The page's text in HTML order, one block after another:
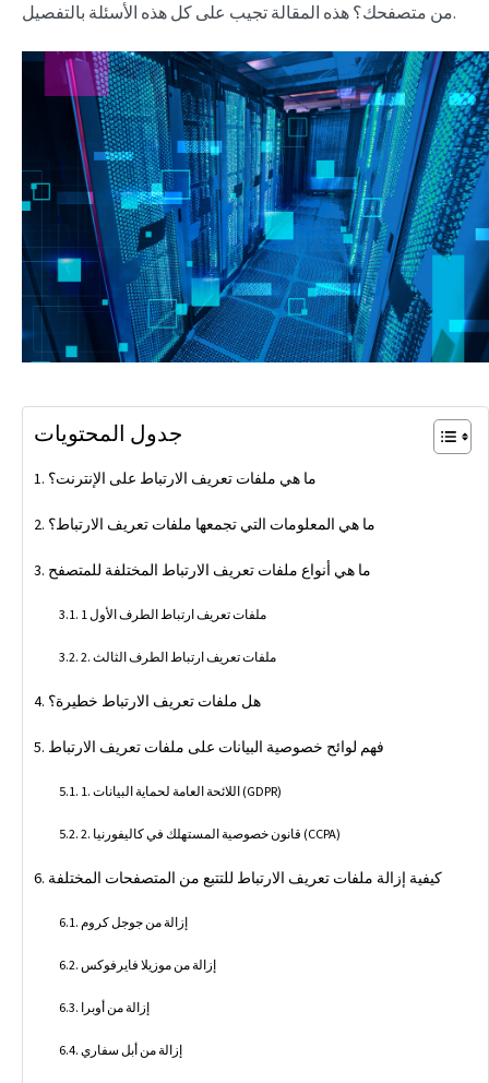
من متصفحك؟ هذه المقالة تجيب على كل هذه الأسئلة بالتفصيل.
جدول المحتويات
ما هي ملفات تعريف الارتباط على الإنترنت؟
ما هي المعلومات التي تجمعها ملفات تعريف الارتباط؟
ما هي أنواع ملفات تعريف الارتباط المختلفة للمتصفح
1 ملفات تعريف ارتباط الطرف الأول
2. ملفات تعريف ارتباط الطرف الثالث
هل ملفات تعريف الارتباط خطيرة؟
فهم لوائح خصوصية البيانات على ملفات تعريف الارتباط
1. اللائحة العامة لحماية البيانات (GDPR)
2. قانون خصوصية المستهلك في كاليفورنيا (CCPA)
كيفية إزالة ملفات تعريف الارتباط للتتبع من المتصفحات المختلفة
إزالة من جوجل كروم
إزالة من موزيلا فايرفوكس
إزالة من أوبرا
إزالة من أبل سفاري